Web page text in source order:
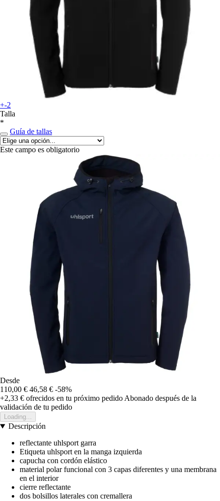
+-2
Talla
*
Guía de tallas
Este campo es obligatorio
Desde
110,00 € 46,58 € -58%
+2,33 € ofrecidos en tu próximo pedido Abonado después de la
validación de tu pedido
Loading...
Descripción
reflectante uhlsport garra
Etiqueta uhlsport en la manga izquierda
capucha con cordón elástico
material polar funcional con 3 capas diferentes y una membrana
en el interior
cierre reflectante
dos bolsillos laterales con cremallera